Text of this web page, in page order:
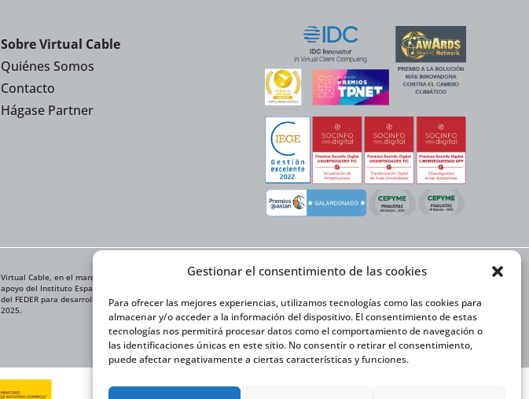
Gestionar el consentimiento de las cookies
Para ofrecer las mejores experiencias, utilizamos tecnologías como las cookies para
almacenar y/o acceder a la información del dispositivo. El consentimiento de estas
tecnologías nos permitirá procesar datos como el comportamiento de navegación o
las identificaciones únicas en este sitio. No consentir o retirar el consentimiento,
puede afectar negativamente a ciertas características y funciones.
Sobre Virtual Cable
Quiénes Somos
Contacto
Hágase Partner
Virtual Cable, en el marco de la iniciativa ICEX NEXT cuenta con el
apoyo del Instituto Español de Comercio Exterior y la cofinanciación
del FEDER para desarrollar su Plan de Expansión Internacional 2020-
2025.